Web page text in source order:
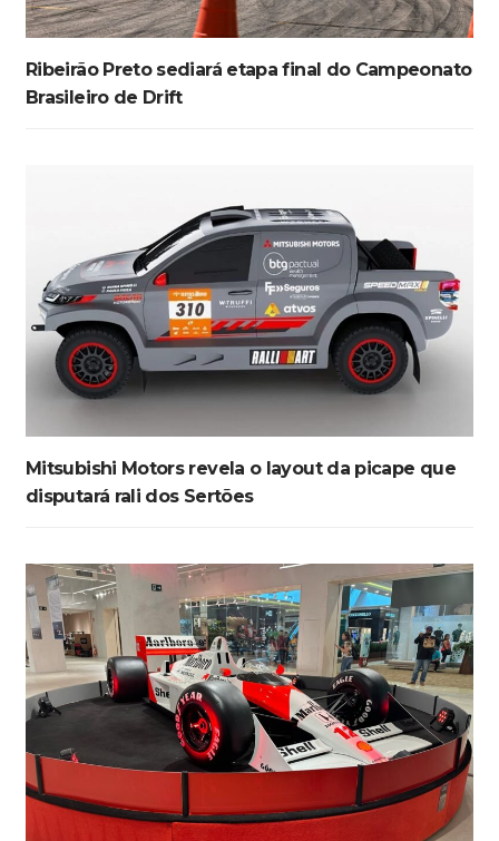
Ribeirão Preto sediará etapa final do Campeonato
Brasileiro de Drift
Mitsubishi Motors revela o layout da picape que
disputará rali dos Sertões